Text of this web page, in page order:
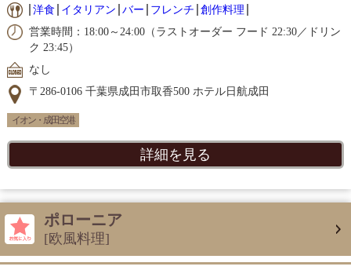
洋食 イタリアン バー フレンチ 創作料理
営業時間：18:00～24:00（ラストオーダー フード 22:30／ドリン
ク 23:45）
なし
〒286-0106 千葉県成田市取香500 ホテル日航成田
イオン・成田空港
詳細を見る
ポローニア
[欧風料理]